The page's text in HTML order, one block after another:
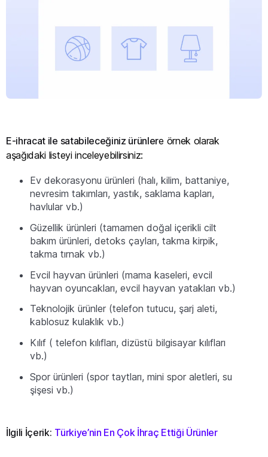
E-ihracat ile satabileceğiniz ürünlere örnek olarak
aşağıdaki listeyi inceleyebilirsiniz:
Ev dekorasyonu ürünleri (halı, kilim, battaniye,
nevresim takımları, yastık, saklama kapları,
havlular vb.)
Güzellik ürünleri (tamamen doğal içerikli cilt
bakım ürünleri, detoks çayları, takma kirpik,
takma tırnak vb.)
Evcil hayvan ürünleri (mama kaseleri, evcil
hayvan oyuncakları, evcil hayvan yatakları vb.)
Teknolojik ürünler (telefon tutucu, şarj aleti,
kablosuz kulaklık vb.)
Kılıf ( telefon kılıfları, dizüstü bilgisayar kılıfları
vb.)
Spor ürünleri (spor taytları, mini spor aletleri, su
şişesi vb.)
İlgili İçerik: Türkiye’nin En Çok İhraç Ettiği Ürünler